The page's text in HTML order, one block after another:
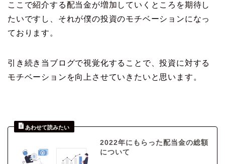
ここで紹介する配当金が増加していくところを期待し
たいですし、それが僕の投資のモチベーションになっ
ております。
引き続き当ブログで視覚化することで、投資に対する
モチベーションを向上させていきたいと思います。
2022年にもらった配当金の総額
について